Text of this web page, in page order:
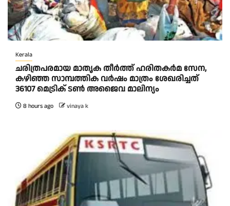
Kerala
ചരിത്രപരമായ മാതൃക തീര്‍ത്ത് ഹരിതകര്‍മ സേന,
കഴിഞ്ഞ സാമ്പത്തിക വര്‍ഷം മാത്രം ശേഖരിച്ചത്
36107 മെട്രിക് ടണ്‍ അജൈവ മാലിന്യം
8 hours ago vinaya k